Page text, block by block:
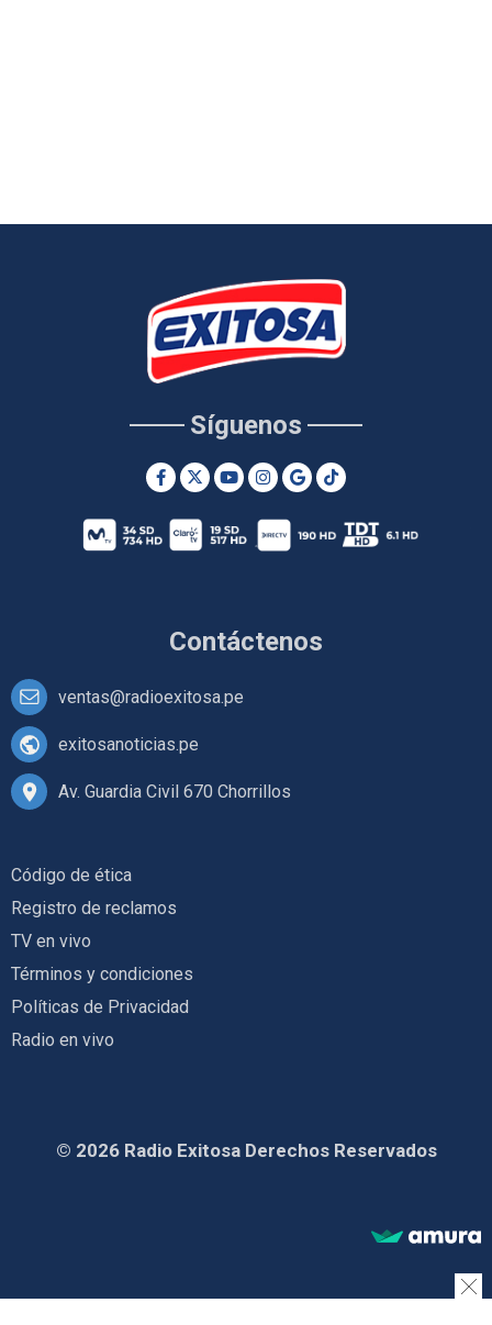
Contáctenos
ventas@radioexitosa.pe
exitosanoticias.pe
Av. Guardia Civil 670 Chorrillos
Síguenos
Código de ética
Registro de reclamos
TV en vivo
Términos y condiciones
Políticas de Privacidad
Radio en vivo
© 2026 Radio Exitosa Derechos Reservados